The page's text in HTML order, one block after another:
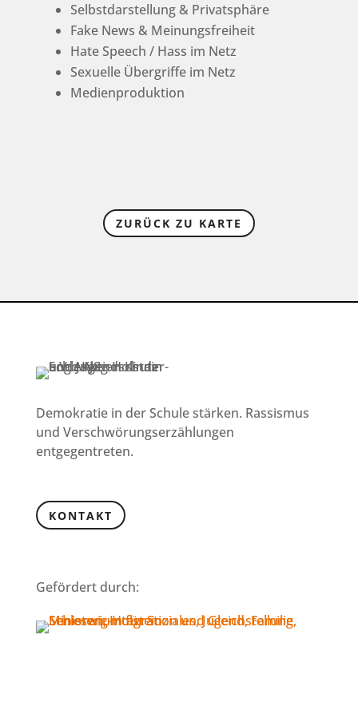
Selbstdarstellung & Privatsphäre
Fake News & Meinungsfreiheit
Hate Speech / Hass im Netz
Sexuelle Übergriffe im Netz
Medienproduktion
ZURÜCK ZU KARTE
Demokratie in der Schule stärken. Rassismus
und Verschwörungserzählungen
entgegentreten.
KONTAKT
Gefördert durch: